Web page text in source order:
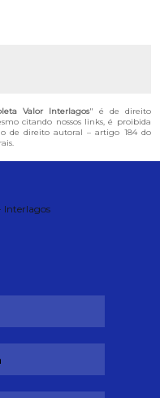
Valor Interlagos" é de direito
citando nossos links, é proibida
de direito autoral – artigo 184 do
Interlagos